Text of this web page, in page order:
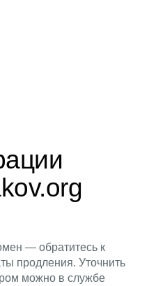
— обратитесь к
продления. Уточнить
можно в службе